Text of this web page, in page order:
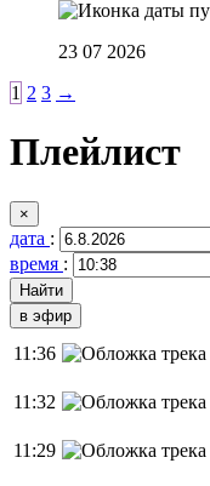
23 07 2026
1 2 3 →
Плейлист
×
дата :
время :
в эфир
11:36
11:32
11:29